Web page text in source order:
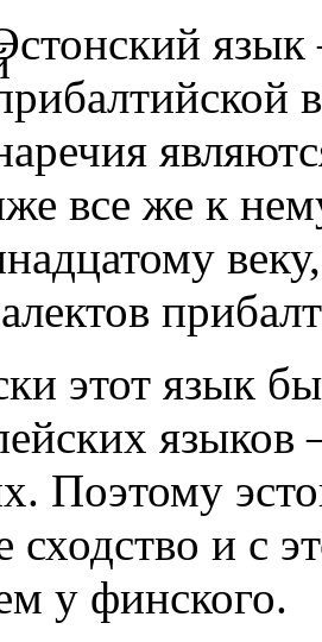
язык
все же к
этот язык
языков
Поэтому
и с
у финского.